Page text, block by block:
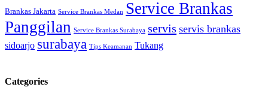
Brankas Jakarta Service Brankas Medan Service Brankas
Panggilan Service Brankas Surabaya servis servis brankas
sidoarjo surabaya Tips Keamanan Tukang
Categories